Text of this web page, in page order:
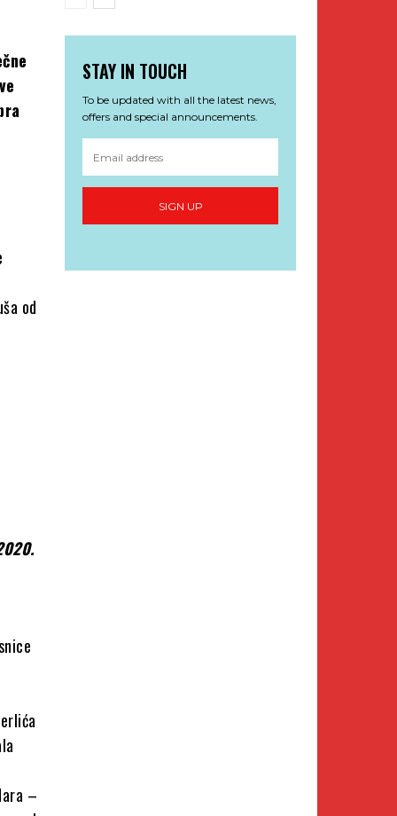
od
–
STAY IN TOUCH
To be updated with all the latest news,
offers and special announcements.
SIGN UP